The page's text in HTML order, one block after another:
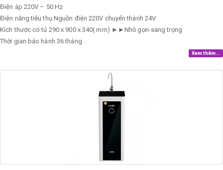
Điện áp 220V – 50 Hz
Điện năng tiêu thụ Nguồn điện 220V chuyển thành 24V
Kích thước có tủ 290 x 900 x 340( mm) ►►Nhỏ gọn-sang trọng
Thời gian bảo hành 36 tháng
Xem thêm...